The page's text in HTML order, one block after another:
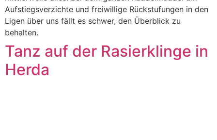
Aufstiegsverzichte und freiwillige Rückstufungen in den
Ligen über uns fällt es schwer, den Überblick zu
behalten.
Tanz auf der Rasierklinge in
Herda